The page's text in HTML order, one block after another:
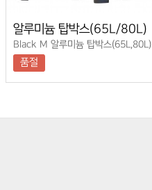
알루미늄 탑박스(65L/80L)
Black M 알루미늄 탑박스(65L,80L)
품절